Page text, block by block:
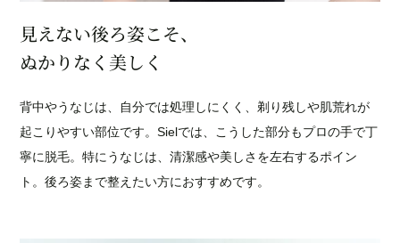
見えない後ろ姿こそ、
ぬかりなく美しく
背中やうなじは、自分では処理しにくく、剃り残しや肌荒れが
起こりやすい部位です。Sielでは、こうした部分もプロの手で丁
寧に脱毛。特にうなじは、清潔感や美しさを左右するポイン
ト。後ろ姿まで整えたい方におすすめです。